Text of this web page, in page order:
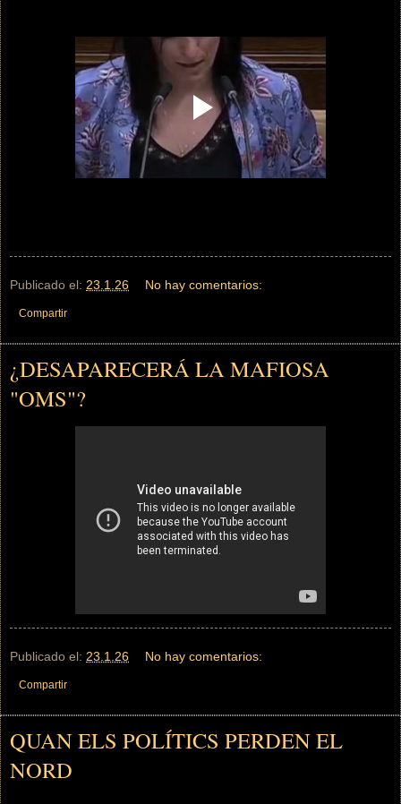
Publicado el: 23.1.26 No hay comentarios:
Compartir
¿DESAPARECERÁ LA MAFIOSA
"OMS"?
Publicado el: 23.1.26 No hay comentarios:
Compartir
QUAN ELS POLÍTICS PERDEN EL
NORD